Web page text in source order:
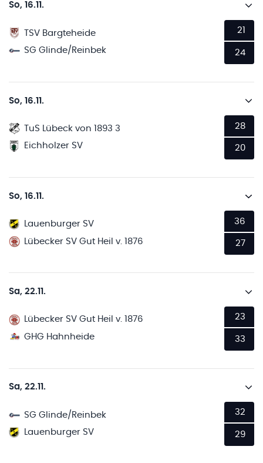
So, 16.11.
TSV Bargteheide
SG Glinde/Reinbek
21
24
So, 16.11.
TuS Lübeck von 1893 3
Eichholzer SV
28
20
So, 16.11.
Lauenburger SV
Lübecker SV Gut Heil v. 1876
36
27
Sa, 22.11.
Lübecker SV Gut Heil v. 1876
GHG Hahnheide
23
33
Sa, 22.11.
SG Glinde/Reinbek
Lauenburger SV
32
29